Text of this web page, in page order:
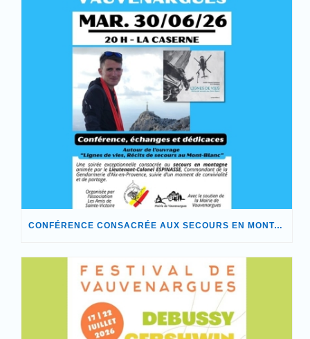
CONFÉRENCE CONSACRÉE AUX SECOURS EN MONTAGNE